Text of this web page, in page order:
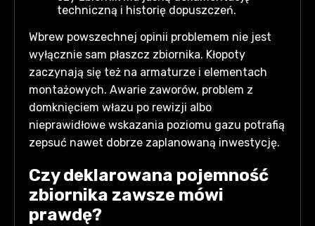
techniczną i historię dopuszczeń.
Wbrew powszechnej opinii problemem nie jest
wyłącznie sam płaszcz zbiornika. Kłopoty
zaczynają się też na armaturze i elementach
montażowych. Awarie zaworów, problem z
domknięciem włazu po rewizji albo
nieprawidłowe wskazania poziomu gazu potrafią
zepsuć nawet dobrze zaplanowaną inwestycję.
Czy deklarowana pojemność
zbiornika zawsze mówi
prawdę?